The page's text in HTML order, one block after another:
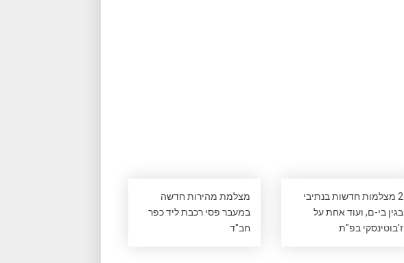
מצלמת מהירות חדשה
במעבר פסי רכבת ליד כפר
חב"ד
2 מצלמות חדשות בנתיבי
בגין בי-ם, ועוד אחת על
ז'בוטינסקי בפ"ת